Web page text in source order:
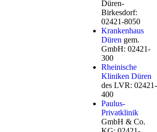
Düren-
Birkesdorf:
02421-8050
Krankenhaus
Düren gem.
GmbH: 02421-
300
Rheinische
Kliniken Düren
des LVR: 02421-
400
Paulus-
Privatklinik
GmbH & Co.